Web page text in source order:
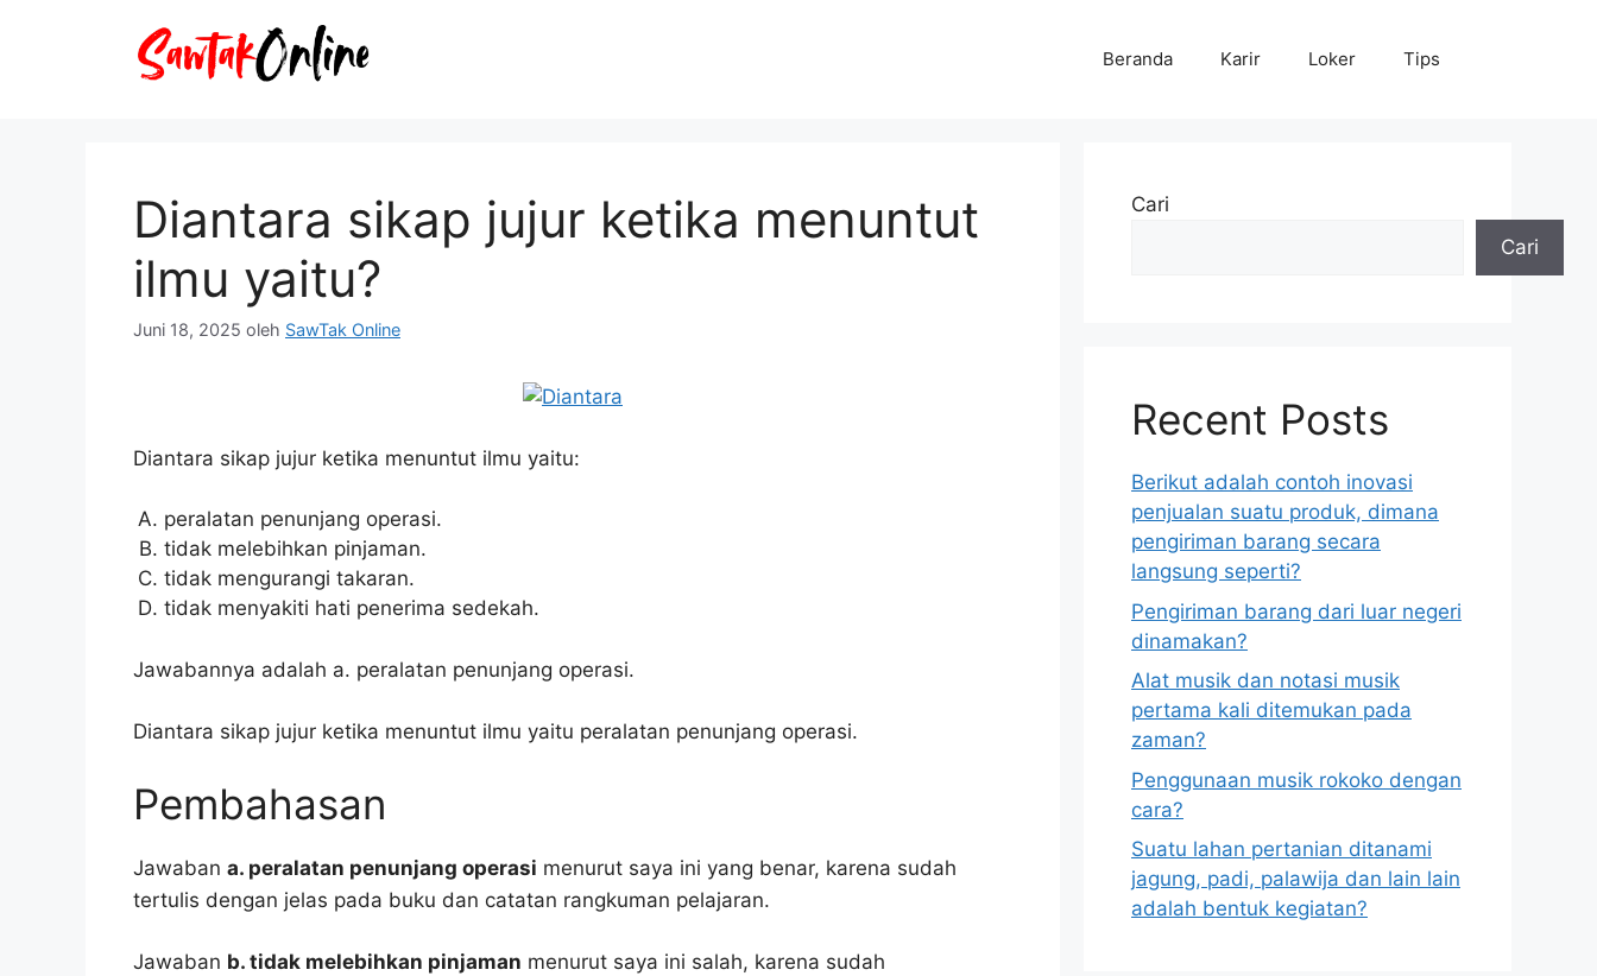
Beranda Karir Loker Tips
Diantara sikap jujur ketika menuntut
ilmu yaitu?
Juni 18, 2025 oleh SawTak Online
Diantara sikap jujur ketika menuntut ilmu yaitu:
peralatan penunjang operasi.
tidak melebihkan pinjaman.
tidak mengurangi takaran.
tidak menyakiti hati penerima sedekah.
Jawabannya adalah a. peralatan penunjang operasi.
Diantara sikap jujur ketika menuntut ilmu yaitu peralatan penunjang operasi.
Pembahasan
Jawaban a. peralatan penunjang operasi menurut saya ini yang benar, karena sudah
tertulis dengan jelas pada buku dan catatan rangkuman pelajaran.
Jawaban b. tidak melebihkan pinjaman menurut saya ini salah, karena sudah
Cari
Cari
Recent Posts
Berikut adalah contoh inovasi
penjualan suatu produk, dimana
pengiriman barang secara
langsung seperti?
Pengiriman barang dari luar negeri
dinamakan?
Alat musik dan notasi musik
pertama kali ditemukan pada
zaman?
Penggunaan musik rokoko dengan
cara?
Suatu lahan pertanian ditanami
jagung, padi, palawija dan lain lain
adalah bentuk kegiatan?